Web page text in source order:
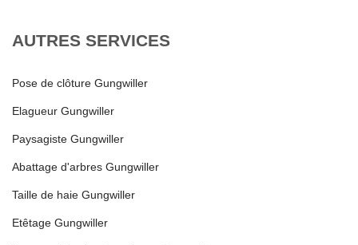
AUTRES SERVICES
Pose de clôture Gungwiller
Elagueur Gungwiller
Paysagiste Gungwiller
Abattage d'arbres Gungwiller
Taille de haie Gungwiller
Etêtage Gungwiller